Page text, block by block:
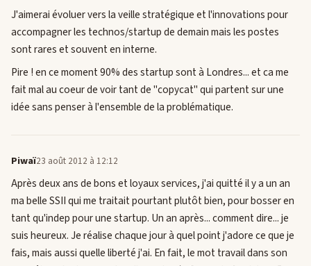
J'aimerai évoluer vers la veille stratégique et l'innovations pour
accompagner les technos/startup de demain mais les postes
sont rares et souvent en interne.
Pire ! en ce moment 90% des startup sont à Londres... et ca me
fait mal au coeur de voir tant de "copycat" qui partent sur une
idée sans penser à l'ensemble de la problématique.
Piwaï23 août 2012 à 12:12
Après deux ans de bons et loyaux services, j'ai quitté il y a un an
ma belle SSII qui me traitait pourtant plutôt bien, pour bosser en
tant qu'indep pour une startup. Un an après... comment dire... je
suis heureux. Je réalise chaque jour à quel point j'adore ce que je
fais, mais aussi quelle liberté j'ai. En fait, le mot travail dans son